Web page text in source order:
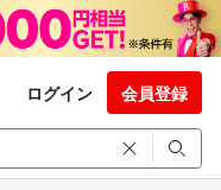
ログイン 会員登録